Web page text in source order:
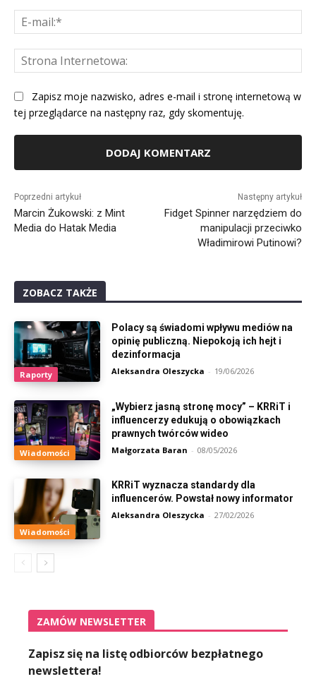
Zapisz moje nazwisko, adres e-mail i stronę internetową w
tej przeglądarce na następny raz, gdy skomentuję.
Poprzedni artykuł
Marcin Żukowski: z Mint
Media do Hatak Media
Następny artykuł
Fidget Spinner narzędziem do
manipulacji przeciwko
Władimirowi Putinowi?
ZOBACZ TAKŻE
Raporty
Polacy są świadomi wpływu mediów na
opinię publiczną. Niepokoją ich hejt i
dezinformacja
Aleksandra Oleszycka - 19/06/2026
Wiadomości
„Wybierz jasną stronę mocy” – KRRiT i
influencerzy edukują o obowiązkach
prawnych twórców wideo
Małgorzata Baran - 08/05/2026
Wiadomości
KRRiT wyznacza standardy dla
influencerów. Powstał nowy informator
Aleksandra Oleszycka - 27/02/2026
ZAMÓW NEWSLETTER
Zapisz się na listę odbiorców bezpłatnego
newslettera!